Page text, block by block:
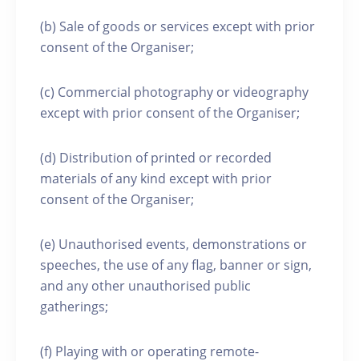
(b) Sale of goods or services except with prior
consent of the Organiser;
(c) Commercial photography or videography
except with prior consent of the Organiser;
(d) Distribution of printed or recorded
materials of any kind except with prior
consent of the Organiser;
(e) Unauthorised events, demonstrations or
speeches, the use of any flag, banner or sign,
and any other unauthorised public
gatherings;
(f) Playing with or operating remote-